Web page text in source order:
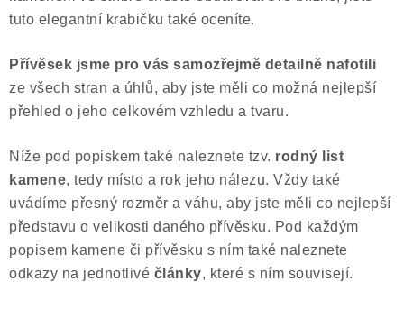
tuto elegantní krabičku také oceníte.
Přívěsek jsme pro vás samozřejmě detailně nafotili
ze všech stran a úhlů, aby jste měli co možná nejlepší
přehled o jeho celkovém vzhledu a tvaru.
Níže pod popiskem také naleznete tzv. rodný list
kamene, tedy místo a rok jeho nálezu. Vždy také
uvádíme přesný rozměr a váhu, aby jste měli co nejlepší
představu o velikosti daného přívěsku. Pod každým
popisem kamene či přívěsku s ním také naleznete
odkazy na jednotlivé články, které s ním souvisejí.